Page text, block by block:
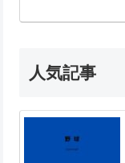
人気記事